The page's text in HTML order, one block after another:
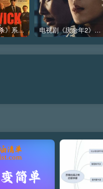
电影《疾速追杀》系列John Wick（1~5部）全集下载，更新2025芭蕾杀姬 电视剧《庆余年2》高清下载–连载至36集（全36集更新完）（第1,2季合集下载）